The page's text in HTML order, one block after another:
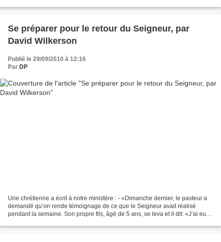
Se préparer pour le retour du Seigneur, par
David Wilkerson
Publié le 29/09/2010 à 12:16
Par DP
Une chrétienne a écrit à notre ministère : - «Dimanche dernier, le pasteur a
demandé qu’on rende témoignage de ce que le Seigneur avait réalisé
pendant la semaine. Son propre fils, âgé de 5 ans, se leva et il dit: «J’ai eu